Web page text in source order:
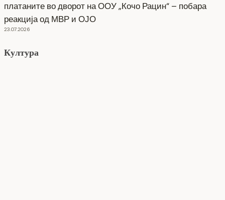
платаните во дворот на ООУ „Кочо Рацин“ – побара
реакција од МВР и ОЈО
23.07.2026
Култура